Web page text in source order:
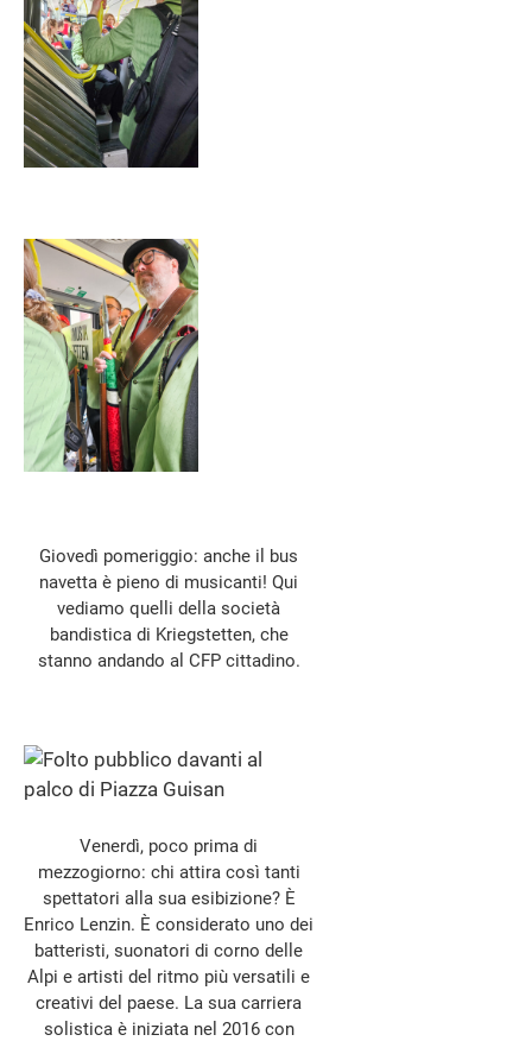
Giovedì pomeriggio: anche il bus
navetta è pieno di musicanti! Qui
vediamo quelli della società
bandistica di Kriegstetten, che
stanno andando al CFP cittadino.
Venerdì, poco prima di
mezzogiorno: chi attira così tanti
spettatori alla sua esibizione? È
Enrico Lenzin. È considerato uno dei
batteristi, suonatori di corno delle
Alpi e artisti del ritmo più versatili e
creativi del paese. La sua carriera
solistica è iniziata nel 2016 con